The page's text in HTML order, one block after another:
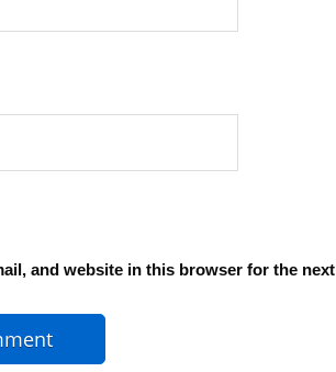
and website in this browser for the